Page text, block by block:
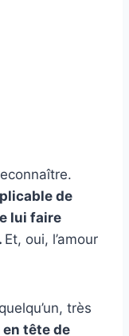
de
lui faire
Et, oui, l’amour
très
en tête de